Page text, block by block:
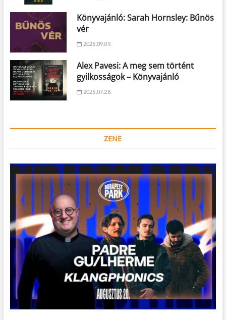
Könyvajánló: Sarah Hornsley: Bűnös
vér
2025.09.09.
Alex Pavesi: A meg sem történt
gyilkosságok – Könyvajánló
2025.07.28.
ZENE